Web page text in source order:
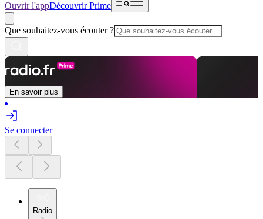
Ouvrir l'appDécouvrir Prime
Que souhaitez-vous écouter ?
En savoir plus
Se connecter
Radio